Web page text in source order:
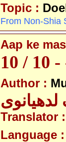
Topic :
From Non-Shia
Aap ke
Author :
Translator :
Language :